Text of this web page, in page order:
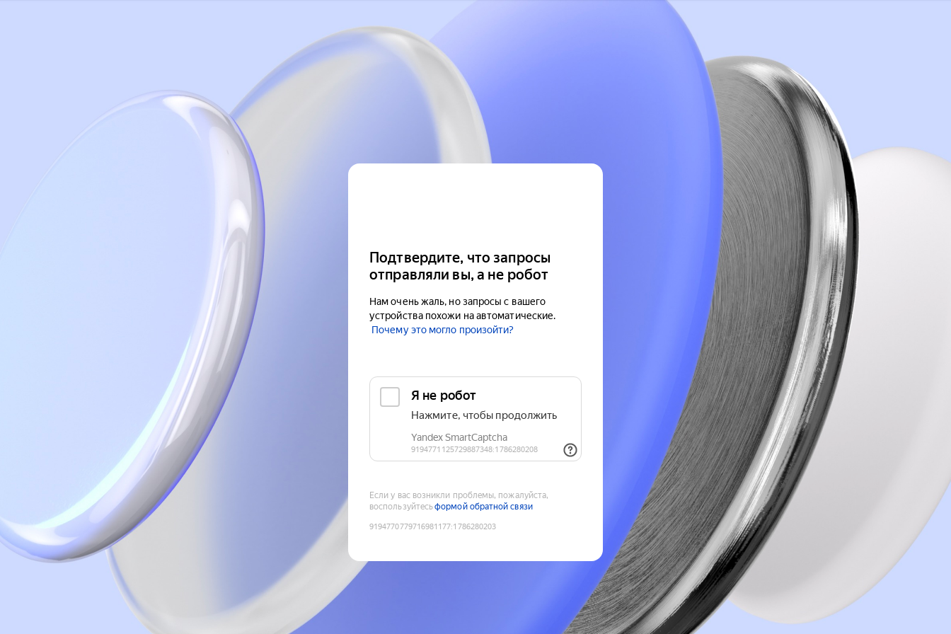
Подтвердите, что запросы
отправляли вы, а не робот
Нам очень жаль, но запросы с вашего
устройства похожи на автоматические.
Почему это могло произойти?
Если у вас возникли проблемы, пожалуйста,
воспользуйтесьформой обратной связи
9194770779716981177:1786280203